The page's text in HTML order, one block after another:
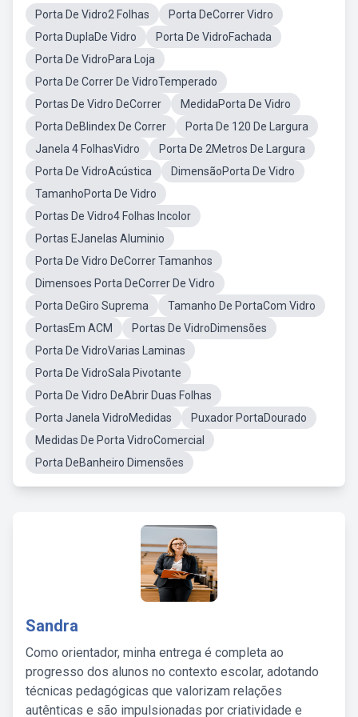
Porta De Vidro2 Folhas
Porta DeCorrer Vidro
Porta DuplaDe Vidro
Porta De VidroFachada
Porta De VidroPara Loja
Porta De Correr De VidroTemperado
Portas De Vidro DeCorrer
MedidaPorta De Vidro
Porta DeBlindex De Correr
Porta De 120 De Largura
Janela 4 FolhasVidro
Porta De 2Metros De Largura
Porta De VidroAcústica
DimensãoPorta De Vidro
TamanhoPorta De Vidro
Portas De Vidro4 Folhas Incolor
Portas EJanelas Aluminio
Porta De Vidro DeCorrer Tamanhos
Dimensoes Porta DeCorrer De Vidro
Porta DeGiro Suprema
Tamanho De PortaCom Vidro
PortasEm ACM
Portas De VidroDimensões
Porta De VidroVarias Laminas
Porta De VidroSala Pivotante
Porta De Vidro DeAbrir Duas Folhas
Porta Janela VidroMedidas
Puxador PortaDourado
Medidas De Porta VidroComercial
Porta DeBanheiro Dimensões
Sandra
Como orientador, minha entrega é completa ao
progresso dos alunos no contexto escolar, adotando
técnicas pedagógicas que valorizam relações
autênticas e são impulsionadas por criatividade e